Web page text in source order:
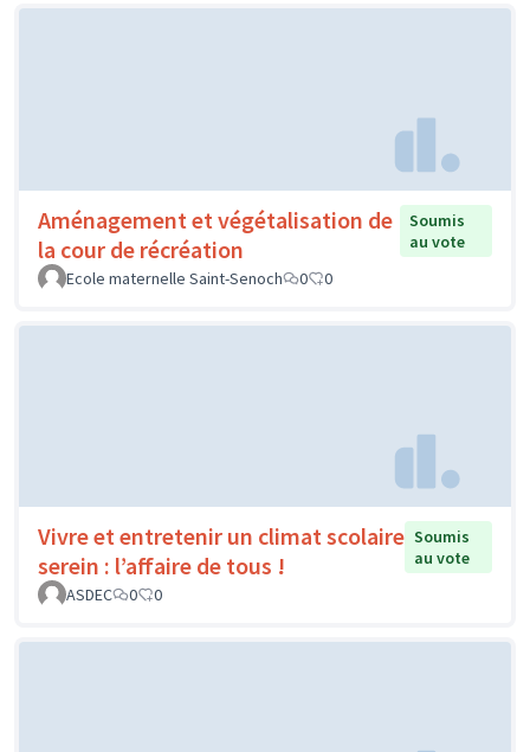
Aménagement et végétalisation de
la cour de récréation
Soumis
au vote
Ecole maternelle Saint-Senoch
0 0
Vivre et entretenir un climat scolaire
serein : l’affaire de tous !
Soumis
au vote
ASDEC
0 0